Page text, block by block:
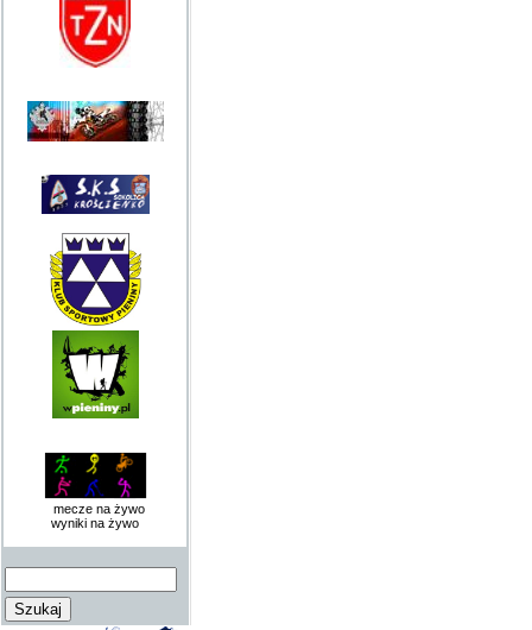
mecze na żywo
wyniki na żywo